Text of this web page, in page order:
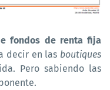
fondos de renta fija
decir en las boutiques
Pero sabiendo las